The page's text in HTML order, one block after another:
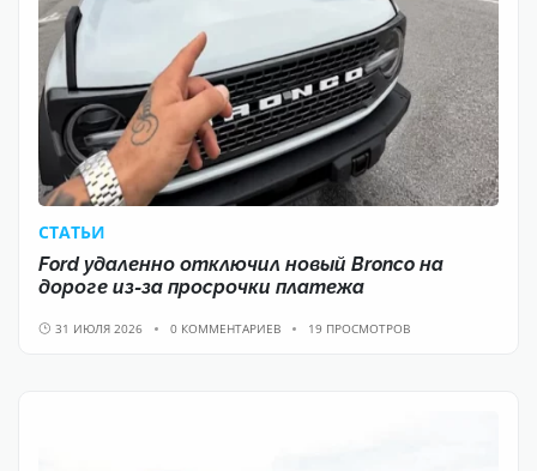
CТАТЬИ
Ford удаленно отключил новый Bronco на
дороге из-за просрочки платежа
31 ИЮЛЯ 2026 0 КОММЕНТАРИЕВ 19 ПРОСМОТРОВ